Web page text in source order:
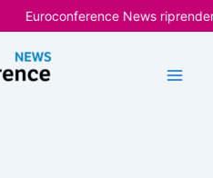
Euroconference News riprenderà